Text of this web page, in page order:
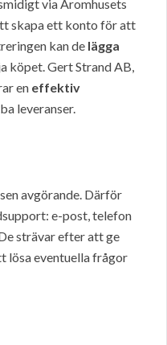
via Aromhusets
skapa ett konto för att
kan de lägga
köpet. Gert Strand AB,
en effektiv
leveranser.
avgörande. Därför
e-post, telefon
strävar efter att ge
lösa eventuella frågor